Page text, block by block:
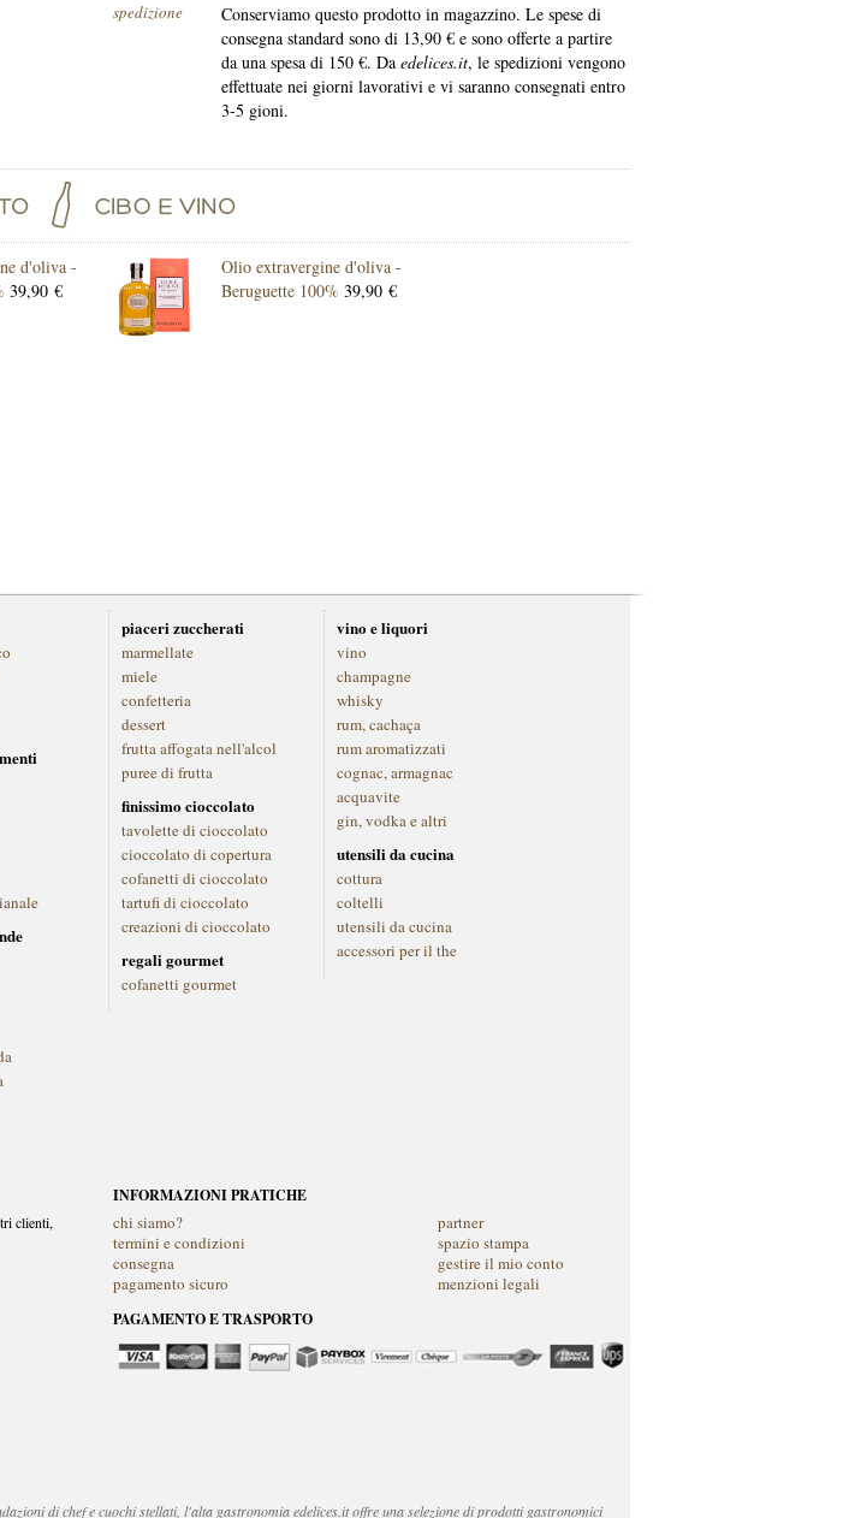
spedizione
Conserviamo questo prodotto in magazzino. Le spese di
consegna standard sono di 13,90 € e sono offerte a partire
da una spesa di 150 €. Da edelices.it, le spedizioni vengono
effettuate nei giorni lavorativi e vi saranno consegnati entro
3-5 gioni.
d'oliva -
39,90 €
Olio extravergine d'oliva -
Beruguette 100% 39,90 €
piaceri zuccherati
marmellate
miele
confetteria
dessert
frutta affogata nell'alcol
puree di frutta
finissimo cioccolato
tavolette di cioccolato
cioccolato di copertura
cofanetti di cioccolato
tartufi di cioccolato
creazioni di cioccolato
regali gourmet
cofanetti gourmet
vino e liquori
vino
champagne
whisky
rum, cachaça
rum aromatizzati
cognac, armagnac
acquavite
gin, vodka e altri
utensili da cucina
cottura
coltelli
utensili da cucina
accessori per il the
clienti,
INFORMAZIONI PRATICHE
chi siamo?
termini e condizioni
consegna
pagamento sicuro
partner
spazio stampa
gestire il mio conto
menzioni legali
PAGAMENTO E TRASPORTO
di chef e cuochi stellati, l'alta gastronomia edelices.it offre una selezione di prodotti gastronomici